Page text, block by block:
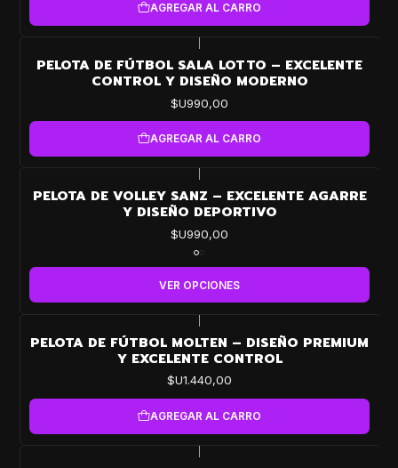
AGREGAR AL CARRO
PELOTA DE FÚTBOL SALA LOTTO – EXCELENTE
CONTROL Y DISEÑO MODERNO
$U990,00
AGREGAR AL CARRO
PELOTA DE VOLLEY SANZ – EXCELENTE AGARRE
Y DISEÑO DEPORTIVO
$U990,00
VER OPCIONES
PELOTA DE FÚTBOL MOLTEN – DISEÑO PREMIUM
Y EXCELENTE CONTROL
$U1.440,00
AGREGAR AL CARRO